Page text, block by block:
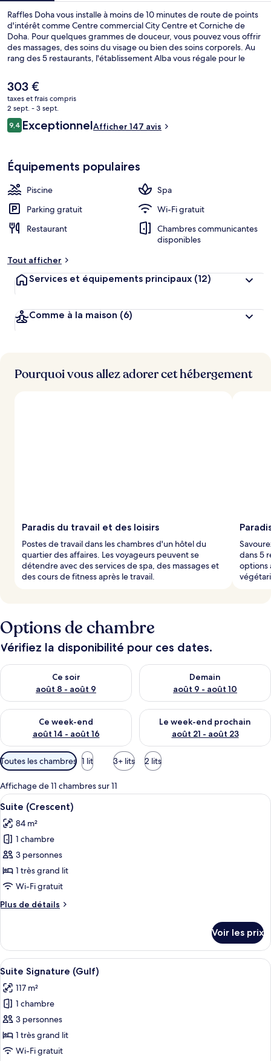
Raffles Doha vous installe à moins de 10 minutes de route de points
d'intérêt comme Centre commercial City Centre et Corniche de
Doha. Pour quelques grammes de douceur, vous pouvez vous offrir
des massages, des soins du visage ou bien des soins corporels. Au
rang des 5 restaurants, l'établissement Alba vous régale pour le
en outre 2 piscines extérieures, un bar en bord de piscine et une
salle de fitness. Les transports publics se situent à une courte
distance à pied : Station de métro Marina - Centre est à 10 min et
Station de métro Marina - Sud, à 11 min.
Le
prix
actuel
est
de
303 €
taxes et frais compris
2 sept. - 3 sept.
Avis
voyageurs
9,49,4 sur 10
ExceptionnelAfficher 147 avis
Équipements populaires
Piscine
Spa
Parking gratuit
Wi-Fi gratuit
Restaurant
Chambres communicantes
disponibles
Tout afficher
Services et équipements principaux (12)
Comme à la maison (6)
Pourquoi vous allez adorer cet hébergement
Paradis du travail et des loisirs
Postes de travail dans les chambres d'un hôtel du
quartier des affaires. Les voyageurs peuvent se
détendre avec des services de spa, des massages et
des cours de fitness après le travail.
dans 5
options
Options de chambre
Vérifiez la disponibilité pour ces dates.
Ce soir
août 8 - août 9
Vérifier la disponibilité pour ce soir août 8 - août 9
Demain
août 9 - août 10
Vérifier la disponibilité pour
Ce week-end
août 14 - août 16
Vérifier la disponibilité pour ce week-end août 14 - août 16
Le week-end prochain
août 21 - août 23
Vérifier la disponibilité pour
Filtres
disponibles
pour
les
chambres
Toutes les chambres 1 lit 3+ lits 2 lits
Affichage de 11 chambres sur 11
Afficher
toutes
les
photos
pour
ce
type
chambre :
Une chambre à coucher avec un
9
Suite (Crescent)
84 m²
1 chambre
3 personnes
1 très grand lit
Wi-Fi gratuit
Plus de détails
Plus
le
type
de
chambre
Suite
(Crescent)
Voir les prix
Afficher
toutes
les
photos
pour
ce
type
Suite Signature (Gulf) | Literie
9
Suite Signature (Gulf)
117 m²
1 chambre
3 personnes
1 très grand lit
Wi-Fi gratuit